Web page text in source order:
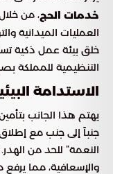
خدمات الحج، من
العمليات الميدانية
خلق بيئة عمل ذكية
التنظيمية للمملكة
الاستدامة
يهتم هذا الجانب
جنباً إلى جنب مع
النعمة” للحد من
والإسعافية، مما يرفع